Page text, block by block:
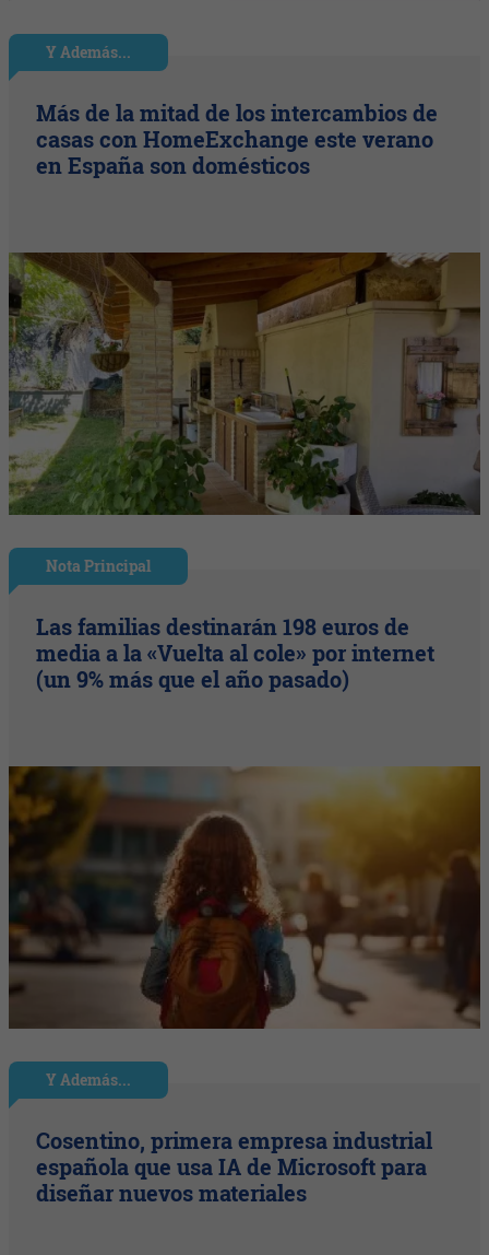
Y Además...
Más de la mitad de los intercambios de
casas con HomeExchange este verano
en España son domésticos
Nota Principal
Las familias destinarán 198 euros de
media a la «Vuelta al cole» por internet
(un 9% más que el año pasado)
Y Además...
Cosentino, primera empresa industrial
española que usa IA de Microsoft para
diseñar nuevos materiales